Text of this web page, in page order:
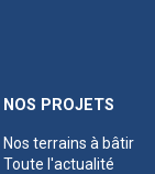
NOS PROJETS
Nos terrains à bâtir
Toute l'actualité